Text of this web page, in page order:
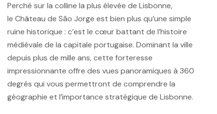
Perché sur la colline la plus élevée de Lisbonne,
le Château de São Jorge est bien plus qu’une simple
ruine historique : c’est le cœur battant de l’histoire
médiévale de la capitale portugaise. Dominant la ville
depuis plus de mille ans, cette forteresse
impressionnante offre des vues panoramiques à 360
degrés qui vous permettront de comprendre la
géographie et l’importance stratégique de Lisbonne.